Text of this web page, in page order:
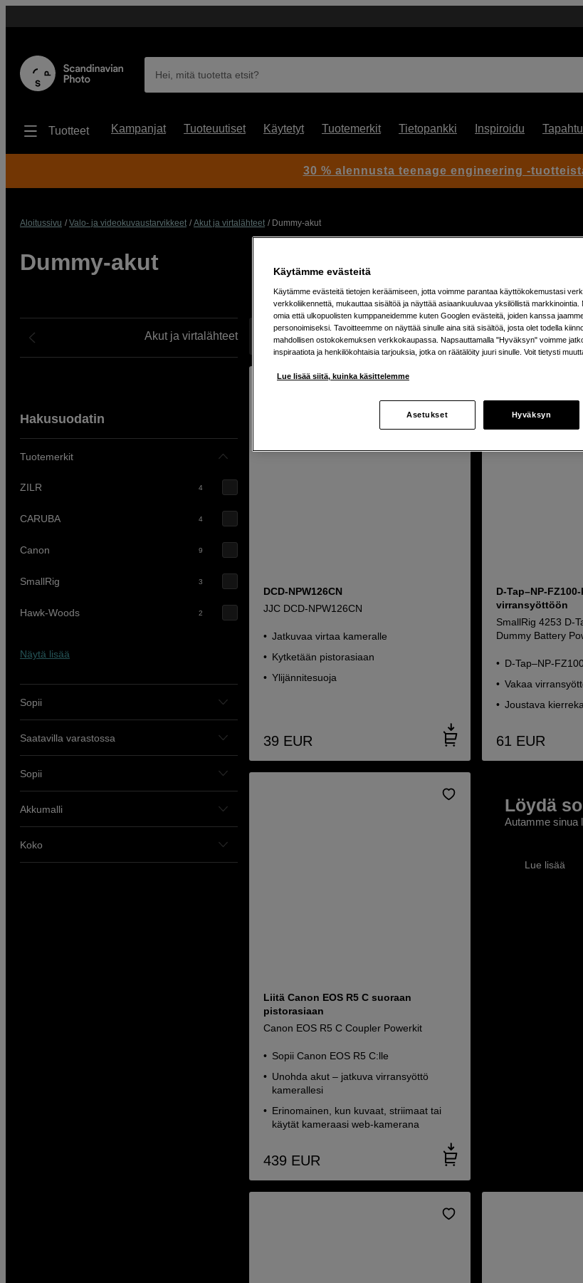
Hei, mitä tuotetta etsit?
Tuotteet Kampanjat Tuoteuutiset Käytetyt Tuotemerkit Tietopankki Inspiroidu
Aloitussivu Valo- ja videokuvaustarvikkeet Akut ja virtalähteet Dummy-akut
Dummy-akut
Akut ja virtalähteet
Hakusuodatin
Tuotemerkit
ZILR 4
CARUBA 4
Canon 9
SmallRig 3
Hawk-Woods 2
Näytä lisää
Sopii
Saatavilla varastossa
Sopii
Akkumalli
Koko
Näyttää 30 tuotetta
DCD-NPW126CN
JJC DCD-NPW126CN
Jatkuvaa virtaa kameralle
Kytketään pistorasiaan
Ylijännitesuoja
39 EUR
D-Tap–NP-
virransyöttöön
SmallRig 4253 D-
Dummy Battery
D-Tap–NP-
Vakaa
Joustava
61 EUR
Liitä Canon EOS R5 C suoraan
pistorasiaan
Canon EOS R5 C Coupler Powerkit
Sopii Canon EOS R5 C:lle
Unohda akut – jatkuva virransyöttö
kamerallesi
Erinomainen, kun kuvaat, striimaat tai
käytät kameraasi web-kamerana
439 EUR
Löydä
Autamme sinua
Lue lisää
30 % alennusta teenage engineering -
Käytämme evästeitä
Käytämme evästeitä tietojen keräämiseen, jotta voimme parantaa käyttökokemustasi
verkkoliikennettä, mukauttaa sisältöä ja näyttää asiaankuuluvaa yksilöllistä
omia että ulkopuolisten kumppaneidemme kuten Googlen evästeitä, joiden kanssa
personoimiseksi. Tavoitteemme on näyttää sinulle aina sitä sisältöä, josta olet todella
mahdollisen ostokokemuksen verkkokaupassa. Napsauttamalla "Hyväksyn" voimme
inspiraatiota ja henkilökohtaisia tarjouksia, jotka on räätälöity juuri sinulle. Voit tietysti
Lue lisää siitä, kuinka käsittelemme
Asetukset Hyväksyn